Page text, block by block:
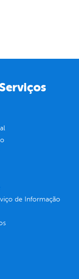
de Informação